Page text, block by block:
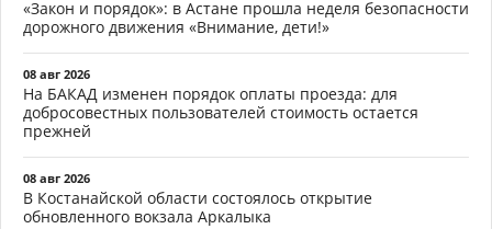
«Закон и порядок»: в Астане прошла неделя безопасности
дорожного движения «Внимание, дети!»
08 авг 2026
На БАКАД изменен порядок оплаты проезда: для
добросовестных пользователей стоимость остается
прежней
08 авг 2026
В Костанайской области состоялось открытие
обновленного вокзала Аркалыка